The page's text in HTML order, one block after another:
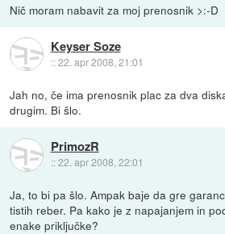
Nič moram nabavit za moj prenosnik >:-D
Keyser Soze
::22. apr 2008, 21:01
Jah no, če ima prenosnik plac za dva
drugim. Bi šlo.
PrimozR
::22. apr 2008, 22:01
Ja, to bi pa šlo. Ampak baje da gre
tistih reber. Pa kako je z napajanjem in
enake priključke?